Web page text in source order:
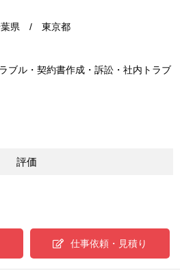
県 / 東京都
ブル・契約書作成・訴訟・社内トラブ
評価
仕事依頼・見積り